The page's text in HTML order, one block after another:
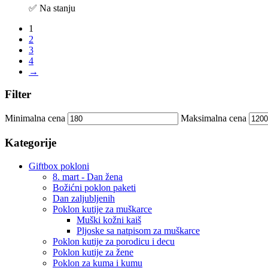
✅ Na stanju
1
2
3
4
→
Filter
Minimalna cena Maksimalna cena
Kategorije
Giftbox pokloni
8. mart - Dan žena
Božićni poklon paketi
Dan zaljubljenih
Poklon kutije za muškarce
Muški kožni kaiš
Pljoske sa natpisom za muškarce
Poklon kutije za porodicu i decu
Poklon kutije za žene
Poklon za kuma i kumu